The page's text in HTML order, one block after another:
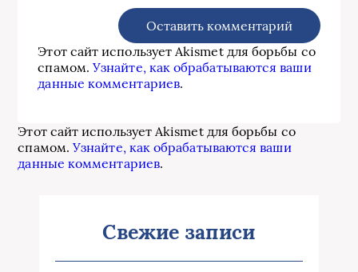
Этот сайт использует Akismet для борьбы со
спамом.Узнайте, как обрабатываются ваши
данные комментариев.
Этот сайт использует Akismet для борьбы со
спамом.Узнайте, как обрабатываются ваши
данные комментариев.
Свежие записи